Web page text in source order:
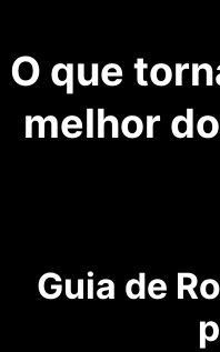
O que
melhor
Guia de